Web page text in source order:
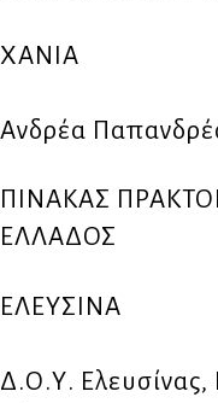
ΧΑΝΙΑ
Ανδρέα
ΠΙΝΑΚΑΣ
ΕΛΛΑΔΟΣ
ΕΛΕΥΣΙΝΑ
Δ.Ο.Υ. Ελευσίνας,